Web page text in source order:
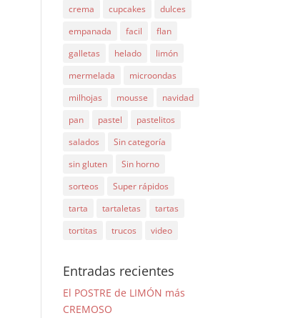
crema
cupcakes
dulces
empanada
facil
flan
galletas
helado
limón
mermelada
microondas
milhojas
mousse
navidad
pan
pastel
pastelitos
salados
Sin categoría
sin gluten
Sin horno
sorteos
Super rápidos
tarta
tartaletas
tartas
tortitas
trucos video
Entradas recientes
El POSTRE de LIMÓN más
CREMOSO